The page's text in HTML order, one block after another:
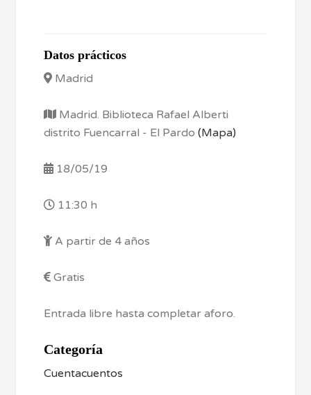
Datos prácticos
Madrid
Madrid. Biblioteca Rafael Alberti
distrito Fuencarral - El Pardo(Mapa)
18/05/19
11:30 h
A partir de 4 años
Gratis
Entrada libre hasta completar aforo.
Categoría
Cuentacuentos